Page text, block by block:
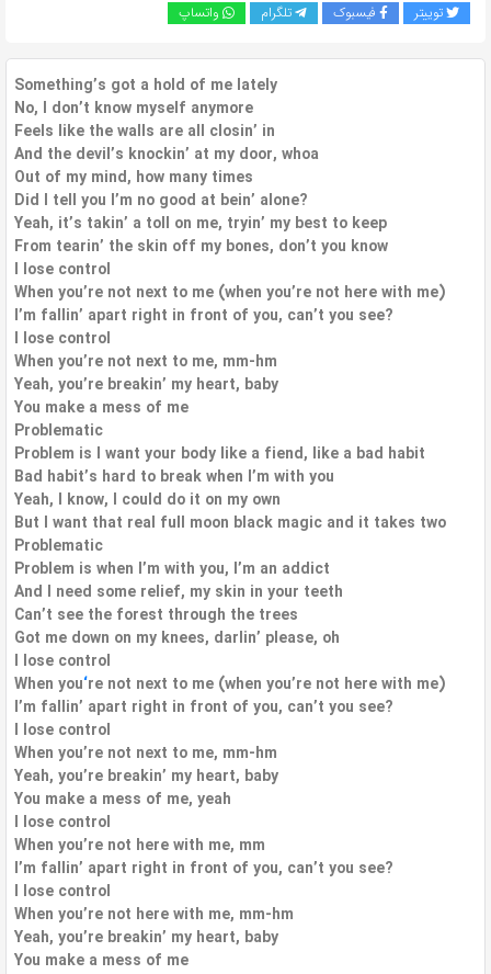
توییتر فیسبوک تلگرام واتساپ
Something’s got a hold of me lately
No, I don’t know myself anymore
Feels like the walls are all closin’ in
And the devil’s knockin’ at my door, whoa
Out of my mind, how many times
Did I tell you I’m no good at bein’ alone?
Yeah, it’s takin’ a toll on me, tryin’ my best to keep
From tearin’ the skin off my bones, don’t you know
I lose control
When you’re not next to me (when you’re not here with me)
I’m fallin’ apart right in front of you, can’t you see?
I lose control
When you’re not next to me, mm-hm
Yeah, you’re breakin’ my heart, baby
You make a mess of me
Problematic
Problem is I want your body like a fiend, like a bad habit
Bad habit’s hard to break when I’m with you
Yeah, I know, I could do it on my own
But I want that real full moon black magic and it takes two
Problematic
Problem is when I’m with you, I’m an addict
And I need some relief, my skin in your teeth
Can’t see the forest through the trees
Got me down on my knees, darlin’ please, oh
I lose control
When you‘re not next to me (when you’re not here with me)
I’m fallin’ apart right in front of you, can’t you see?
I lose control
When you’re not next to me, mm-hm
Yeah, you’re breakin’ my heart, baby
You make a mess of me, yeah
I lose control
When you’re not here with me, mm
I’m fallin’ apart right in front of you, can’t you see?
I lose control
When you’re not here with me, mm-hm
Yeah, you’re breakin’ my heart, baby
You make a mess of me